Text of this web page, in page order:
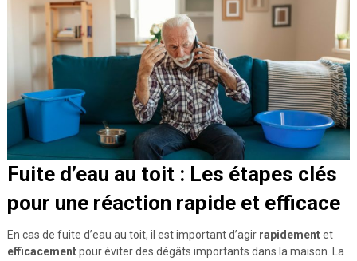
Fuite d’eau au toit : Les étapes clés
pour une réaction rapide et efficace
En cas de fuite d’eau au toit, il est important d’agir rapidementet
efficacementpour éviter des dégâts importants dans la maison. La